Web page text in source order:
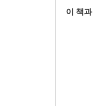
이 책과